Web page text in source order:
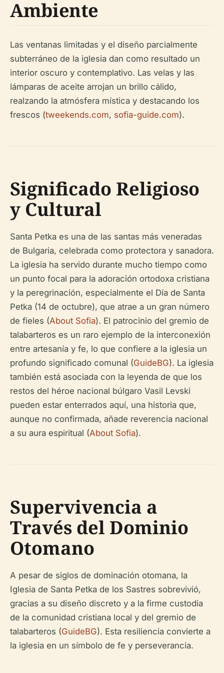
Ambiente
Las ventanas limitadas y el diseño parcialmente
subterráneo de la iglesia dan como resultado un
interior oscuro y contemplativo. Las velas y las
lámparas de aceite arrojan un brillo cálido,
realzando la atmósfera mística y destacando los
frescos (tweekends.com, sofia-guide.com).
Significado Religioso
y Cultural
Santa Petka es una de las santas más veneradas
de Bulgaria, celebrada como protectora y sanadora.
La iglesia ha servido durante mucho tiempo como
un punto focal para la adoración ortodoxa cristiana
y la peregrinación, especialmente el Día de Santa
Petka (14 de octubre), que atrae a un gran número
de fieles (About Sofia). El patrocinio del gremio de
talabarteros es un raro ejemplo de la interconexión
entre artesanía y fe, lo que confiere a la iglesia un
profundo significado comunal (GuideBG). La iglesia
también está asociada con la leyenda de que los
restos del héroe nacional búlgaro Vasil Levski
pueden estar enterrados aquí, una historia que,
aunque no confirmada, añade reverencia nacional
a su aura espiritual (About Sofia).
Supervivencia a
Través del Dominio
Otomano
A pesar de siglos de dominación otomana, la
Iglesia de Santa Petka de los Sastres sobrevivió,
gracias a su diseño discreto y a la firme custodia
de la comunidad cristiana local y del gremio de
talabarteros (GuideBG). Esta resiliencia convierte a
la iglesia en un símbolo de fe y perseverancia.